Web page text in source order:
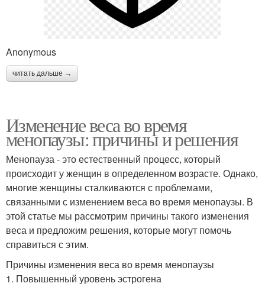
Anonymous
читать дальше →
Изменение веса во время
менопаузы: причины и решения
Менопауза - это естественный процесс, который
происходит у женщин в определенном возрасте. Однако,
многие женщины сталкиваются с проблемами,
связанными с изменением веса во время менопаузы. В
этой статье мы рассмотрим причины такого изменения
веса и предложим решения, которые могут помочь
справиться с этим.
Причины изменения веса во время менопаузы
1. Повышенный уровень эстрогена